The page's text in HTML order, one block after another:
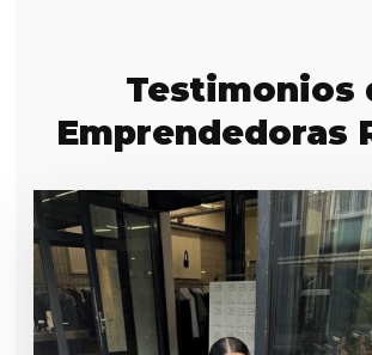
Testimonios
Emprendedoras